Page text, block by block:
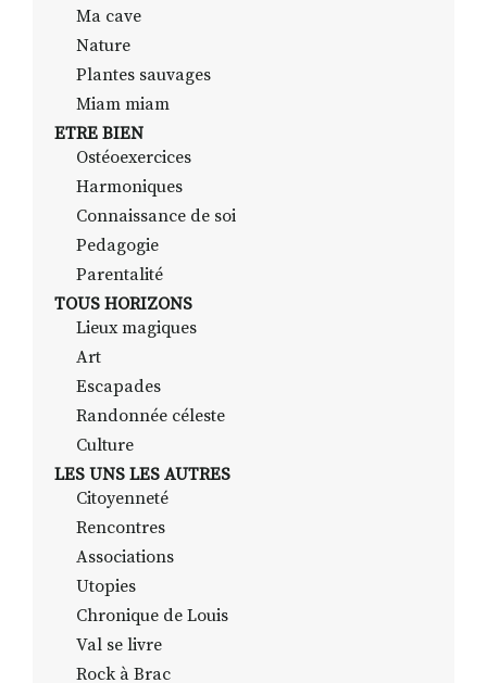
Ma cave
Nature
Plantes sauvages
Miam miam
ETRE BIEN
Ostéoexercices
Harmoniques
Connaissance de soi
Pedagogie
Parentalité
TOUS HORIZONS
Lieux magiques
Art
Escapades
Randonnée céleste
Culture
LES UNS LES AUTRES
Citoyenneté
Rencontres
Associations
Utopies
Chronique de Louis
Val se livre
Rock à Brac